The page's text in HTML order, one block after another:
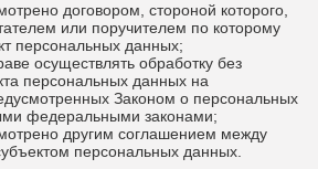
договором, стороной которого,
или поручителем по которому
персональных данных;
осуществлять обработку без
персональных данных на
Законом о персональных
федеральными законами;
другим соглашением между
персональных данных.